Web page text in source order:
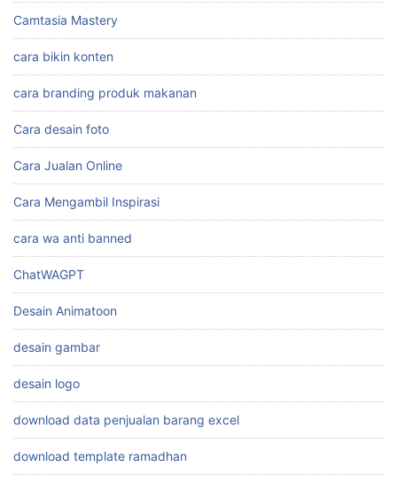
Camtasia Mastery
cara bikin konten
cara branding produk makanan
Cara desain foto
Cara Jualan Online
Cara Mengambil Inspirasi
cara wa anti banned
ChatWAGPT
Desain Animatoon
desain gambar
desain logo
download data penjualan barang excel
download template ramadhan